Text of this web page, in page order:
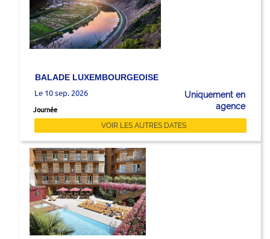
BALADE LUXEMBOURGEOISE
Le 10 sep. 2026
Journée
Uniquement en
agence
VOIR LES AUTRES DATES